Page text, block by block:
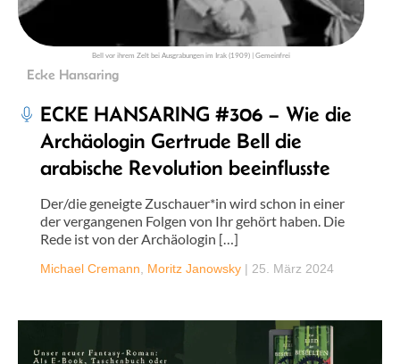
Bell vor ihrem Zelt bei Ausgrabungen im Irak (1909) | Gemeinfrei
Ecke Hansaring
ECKE HANSARING #306 – Wie die
Archäologin Gertrude Bell die
arabische Revolution beeinflusste
Der/die geneigte Zuschauer*in wird schon in einer
der vergangenen Folgen von Ihr gehört haben. Die
Rede ist von der Archäologin […]
Michael Cremann Moritz Janowsky | 25. März 2024